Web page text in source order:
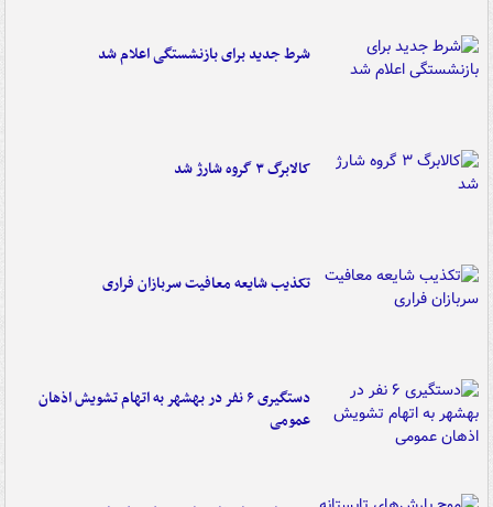
شرط جدید برای بازنشستگی اعلام شد
کالابرگ ۳ گروه شارژ شد
تکذیب شایعه معافیت سربازان فراری
دستگیری ۶ نفر در بهشهر به اتهام تشویش اذهان
عمومی